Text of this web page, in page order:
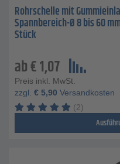
Rohrschelle mit
Spannbereich-Ø 8 bis 60
Stück
ab€1,07
Preis inkl. MwSt.
zzgl. € 5,90 Versandkosten
(2)